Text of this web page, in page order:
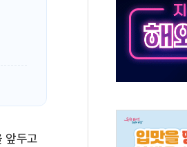
톤 낮춰
항시 '시끌'
름…수도권 집중 완화 전환점"
앞두고